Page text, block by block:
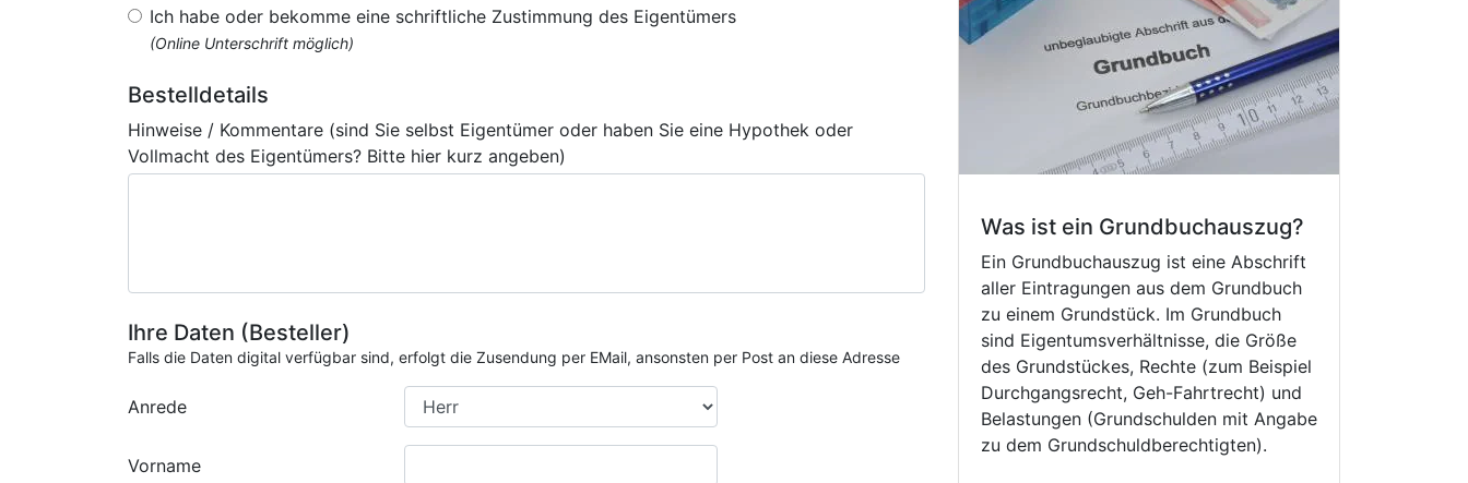
Ich habe oder bekomme eine schriftliche Zustimmung des Eigentümers
(Online Unterschrift möglich)
Bestelldetails
Hinweise / Kommentare (sind Sie selbst Eigentümer oder haben Sie eine Hypothek oder
Vollmacht des Eigentümers? Bitte hier kurz angeben)
Ihre Daten (Besteller)
Falls die Daten digital verfügbar sind, erfolgt die Zusendung per EMail, ansonsten per Post an diese Adresse
Anrede
Vorname
Was ist ein Grundbuchauszug?
Ein Grundbuchauszug ist eine Abschrift
aller Eintragungen aus dem Grundbuch
zu einem Grundstück. Im Grundbuch
sind Eigentumsverhältnisse, die Größe
des Grundstückes, Rechte (zum Beispiel
Durchgangsrecht, Geh-Fahrtrecht) und
Belastungen (Grundschulden mit Angabe
zu dem Grundschuldberechtigten).